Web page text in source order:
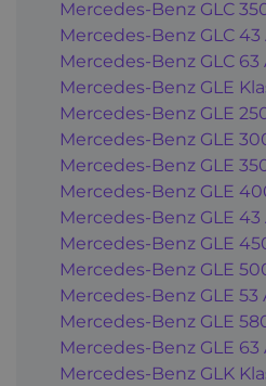
Mercedes-Benz GLC
Mercedes-Benz GLC 43
Mercedes-Benz GLC 63
Mercedes-Benz GLE
Mercedes-Benz GLE
Mercedes-Benz GLE
Mercedes-Benz GLE
Mercedes-Benz GLE
Mercedes-Benz GLE 43
Mercedes-Benz GLE
Mercedes-Benz GLE
Mercedes-Benz GLE 53
Mercedes-Benz GLE
Mercedes-Benz GLE 63
Mercedes-Benz GLK